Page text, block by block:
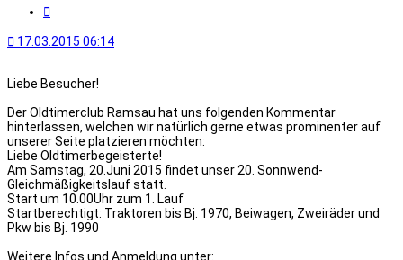
17.03.2015 06:14
Liebe Besucher!
Der Oldtimerclub Ramsau hat uns folgenden Kommentar
hinterlassen, welchen wir natürlich gerne etwas prominenter auf
unserer Seite platzieren möchten:
Liebe Oldtimerbegeisterte!
Am Samstag, 20.Juni 2015 findet unser 20. Sonnwend-
Gleichmäßigkeitslauf statt.
Start um 10.00Uhr zum 1. Lauf
Startberechtigt: Traktoren bis Bj. 1970, Beiwagen, Zweiräder und
Pkw bis Bj. 1990
Weitere Infos und Anmeldung unter: